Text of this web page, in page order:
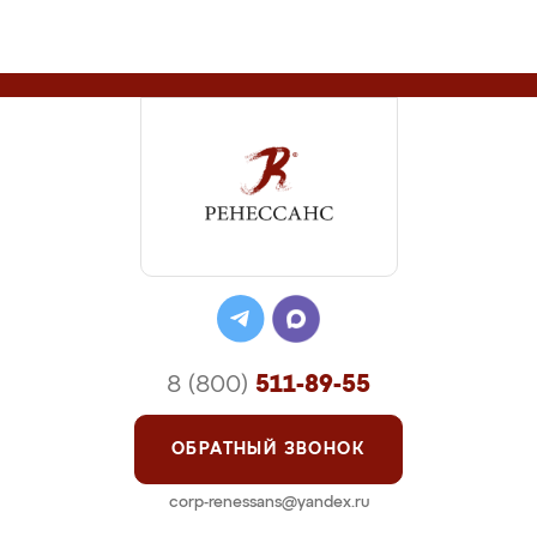
8 (800) 511-89-55
ОБРАТНЫЙ ЗВОНОК
corp-renessans@yandex.ru